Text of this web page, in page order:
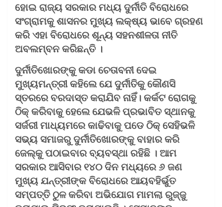
ହୋଇ ରାଜ୍ୟ ସରକାର ମଧ୍ୟ ଦୁର୍ନୀତି ବିରୋଧରେ
ସଂଗ୍ରାମକୁ ଶାସନର ମୁଖ୍ୟ ଲକ୍ଷ୍ୟ ଭାବେ ଗ୍ରହଣ
କରି ଏହା ବିରୋଧରେ ଶୂନ୍ୟ ସହନଶୀଳତା ନୀତି
ଅବଲମ୍ବନ କରିଛନ୍ତି ।
ଦୁର୍ନୀତିଖୋରଙ୍କୁ କଡା ଚେତାବନୀ ଦେଇ
ମୁଖ୍ୟମନ୍ତ୍ରୀ କହିଲେ ଯେ ଦୁର୍ନୀତିକୁ କୌଣସି
ସ୍ତରରେ ବରଦାସ୍ତ କରାଯିବ ନାହିଁ। କର୍କଟ ରୋଗକୁ
ଠିକ୍‌ କରିବାକୁ ହେଲେ ଯେଭଳି ପ୍ରଭାବିତ ସ୍ଥାନକୁ
ସର୍ଜରୀ ମାଧ୍ୟମରେ କାଢିବାକୁ ପଡେ ଠିକ୍ ସେହିଭଳି
ସଭ୍ୟ ସମାଜରୁ ଦୁର୍ନୀତିଖୋରଙ୍କୁ ବାହାର କରି
ଜେଲ୍‌କୁ ପଠାଇବାର ବ୍ୟବସ୍ଥା ରହିଛି । ଆମ
ସରକାର ଆସିବାର ୧୪୦ ଦିନ ମଧ୍ୟରେ ୬ ଜଣ
ମୁଖ୍ୟ ଯନ୍ତ୍ରୀଙ୍କ ବିରୋଧରେ ଆୟବହିର୍ଭୁତ
ସମ୍ପତ୍ତି ଠୁଳ କରିବା ଅଭିଯୋଗ ମାମଲା ରୁଜ୍ଜୁ